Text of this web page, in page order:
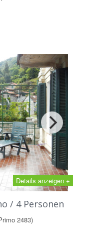
Details anzeigen +
/ 4 Personen
2483)